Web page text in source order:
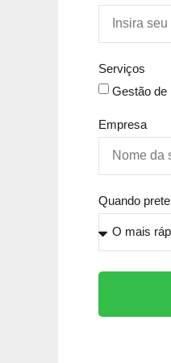
Serviços
Gestão de
Empresa
Quando